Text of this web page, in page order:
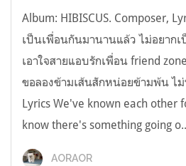
Album: HIBISCUS. Composer,
เป็นเพื่อนกันมานานแล้ว ไม่อยากเ
เอาใจสายแอบรักเพื่อน friend
ขอลองข้ามเส้นสักหน่อยข้ามพ้น ไ
Lyrics We've known each other
know there's something going
AORAOR